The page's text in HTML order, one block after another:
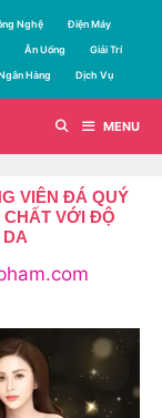
Nghệ Điện Máy
Ăn Uống Giải Trí
Hàng Dịch Vụ
MENU
VIÊN ĐÁ QUÝ
CHẤT VỚI ĐỘ